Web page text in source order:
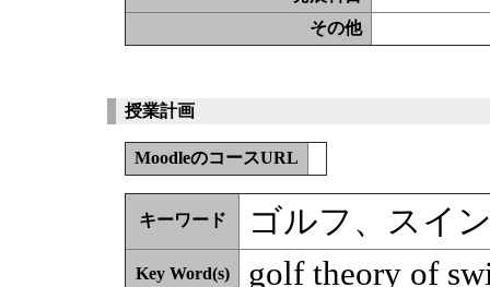
その他
授業計画
MoodleのコースURL
キーワード ゴルフ、スイ
Key Word(s) golf theory of